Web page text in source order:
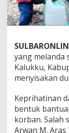
yang melanda
Kalukku,
menyisakan
Keprihatinan
bentuk
korban. Salah
Arwan M. Aras